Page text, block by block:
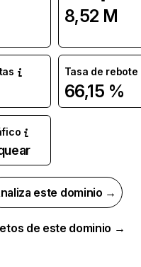
8,52 M
Tasa de rebote
66,15 %
este dominio →
de este dominio →